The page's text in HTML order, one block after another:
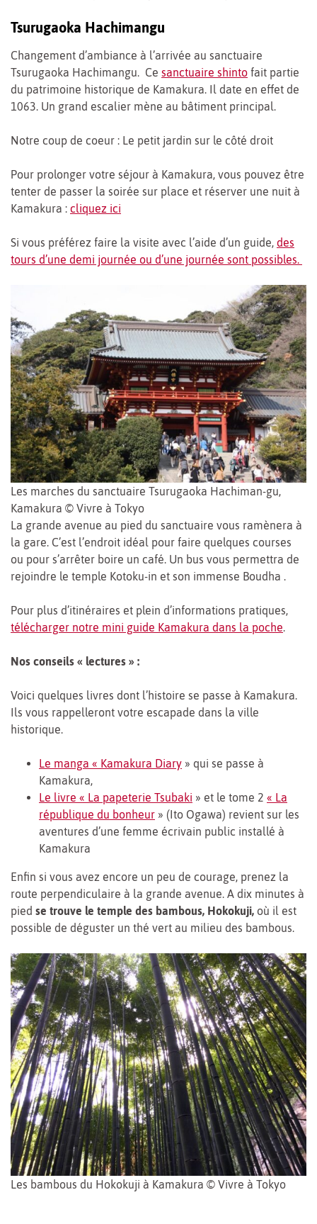
Tsurugaoka Hachimangu
Changement d’ambiance à l’arrivée au sanctuaire
Tsurugaoka Hachimangu. Ce sanctuaire shinto fait partie
du patrimoine historique de Kamakura. Il date en effet de
1063. Un grand escalier mène au bâtiment principal.
Notre coup de coeur : Le petit jardin sur le côté droit
Pour prolonger votre séjour à Kamakura, vous pouvez être
tenter de passer la soirée sur place et réserver une nuit à
Kamakura : cliquez ici
Si vous préférez faire la visite avec l’aide d’un guide, des
tours d’une demi journée ou d’une journée sont possibles.
Les marches du sanctuaire Tsurugaoka Hachiman-gu,
Kamakura © Vivre à Tokyo
La grande avenue au pied du sanctuaire vous ramènera à
la gare. C’est l’endroit idéal pour faire quelques courses
ou pour s’arrêter boire un café. Un bus vous permettra de
rejoindre le temple Kotoku-in et son immense Boudha .
Pour plus d’itinéraires et plein d’informations pratiques,
télécharger notre mini guide Kamakura dans la poche.
Nos conseils « lectures » :
Voici quelques livres dont l’histoire se passe à Kamakura.
Ils vous rappelleront votre escapade dans la ville
historique.
Le manga « Kamakura Diary » qui se passe à
Kamakura,
Le livre « La papeterie Tsubaki » et le tome 2 « La
république du bonheur » (Ito Ogawa) revient sur les
aventures d’une femme écrivain public installé à
Kamakura
Enfin si vous avez encore un peu de courage, prenez la
route perpendiculaire à la grande avenue. A dix minutes à
pied se trouve le temple des bambous, Hokokuji, où il est
possible de déguster un thé vert au milieu des bambous.
Les bambous du Hokokuji à Kamakura © Vivre à Tokyo